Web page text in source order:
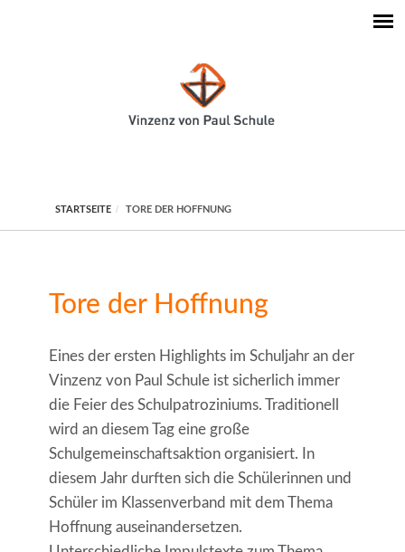
STARTSEITE TORE DER HOFFNUNG
Tore der Hoffnung
Eines der ersten Highlights im Schuljahr an der
Vinzenz von Paul Schule ist sicherlich immer
die Feier des Schulpatroziniums. Traditionell
wird an diesem Tag eine große
Schulgemeinschaftsaktion organisiert. In
diesem Jahr durften sich die Schülerinnen und
Schüler im Klassenverband mit dem Thema
Hoffnung auseinandersetzen.